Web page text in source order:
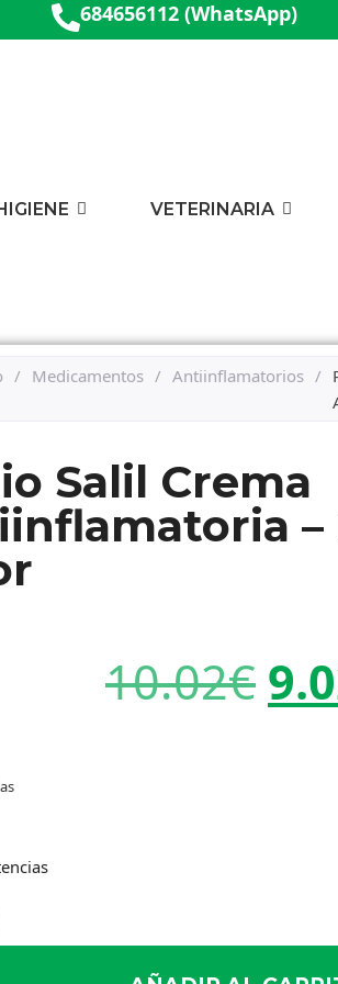
684656112 (WhatsApp)
VETERINARIA
/ Medicamentos / Antiinflamatorios /
Salil Crema
–
10.02€